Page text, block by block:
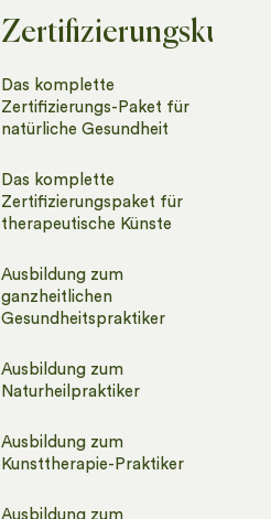
Zertifizierungskurse
Das komplette
Zertifizierungs-Paket für
natürliche Gesundheit
Das komplette
Zertifizierungspaket für
therapeutische Künste
Ausbildung zum
ganzheitlichen
Gesundheitspraktiker
Ausbildung zum
Naturheilpraktiker
Ausbildung zum
Kunsttherapie-Praktiker​
Ausbildung zum